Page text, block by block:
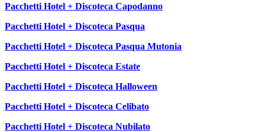
Pacchetti Hotel + Discoteca Capodanno
Pacchetti Hotel + Discoteca Pasqua
Pacchetti Hotel + Discoteca Pasqua Mutonia
Pacchetti Hotel + Discoteca Estate
Pacchetti Hotel + Discoteca Halloween
Pacchetti Hotel + Discoteca Celibato
Pacchetti Hotel + Discoteca Nubilato